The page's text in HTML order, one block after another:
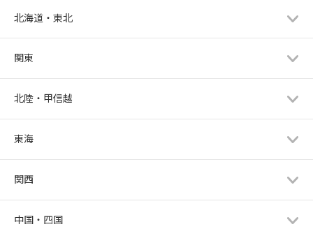
北海道・東北
関東
北陸・甲信越
東海
関西
中国・四国